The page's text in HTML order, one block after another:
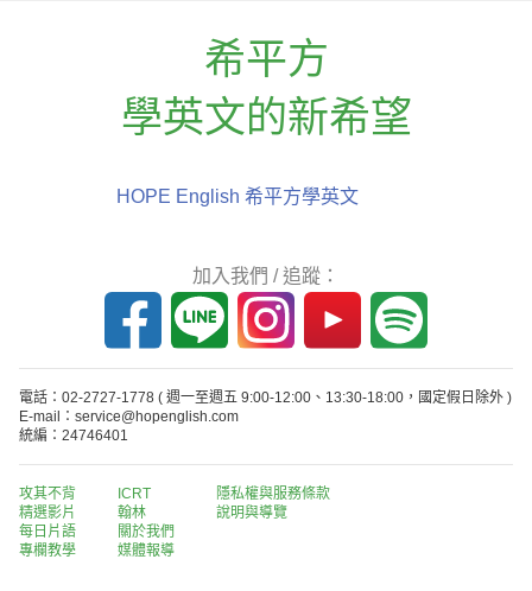
希平方
學英文的新希望
HOPE English 希平方學英文
加入我們 / 追蹤：
電話：02-2727-1778 ( 週一至週五 9:00-12:00、13:30-18:00，國定假日除外 )
E-mail：service@hopenglish.com
統編：24746401
攻其不背
精選影片
每日片語
專欄教學
ICRT
翰林
關於我們
媒體報導
隱私權與服務條款
說明與導覽